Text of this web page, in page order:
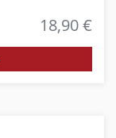
18,90 €